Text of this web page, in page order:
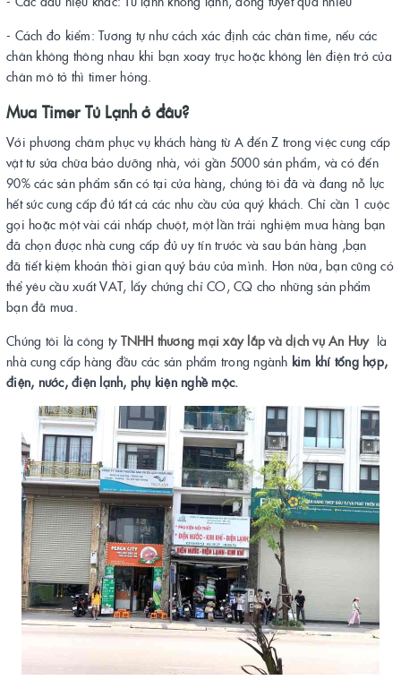
- Cách đo kiểm: Tương tự như cách xác định các chân time, nếu các
chân không thông nhau khi bạn xoay trục hoặc không lên điện trở của
chân mô tở thì timer hỏng.
Mua Timer Tủ Lạnh ở đâu?
Với phương châm phục vụ khách hàng từ A đến Z trong việc cung cấp
vật tư sửa chữa bảo dưỡng nhà, với gần 5000 sản phẩm, và có đến
90% các sản phẩm sẵn có tại cửa hàng, chúng tôi đã và đang nỗ lực
hết sức cung cấp đủ tất cả các nhu cầu của quý khách. Chỉ cần 1 cuộc
gọi hoặc một vài cái nhấp chuột, một lần trải nghiệm mua hàng bạn
đã chọn được nhà cung cấp đủ uy tín trước và sau bán hàng ,bạn
đã tiết kiệm khoản thời gian quý báu của mình. Hơn nữa, bạn cũng có
thể yêu cầu xuất VAT, lấy chứng chỉ CO, CQ cho những sản phẩm
bạn đã mua.
Chúng tôi là công tyTNHH thương mại xây lắp và dịch vụ An Huy là
nhà cung cấp hàng đầu các sản phẩm trong ngành kim khí tổng hợp,
điện, nước, điện lạnh, phụ kiện nghề mộc.